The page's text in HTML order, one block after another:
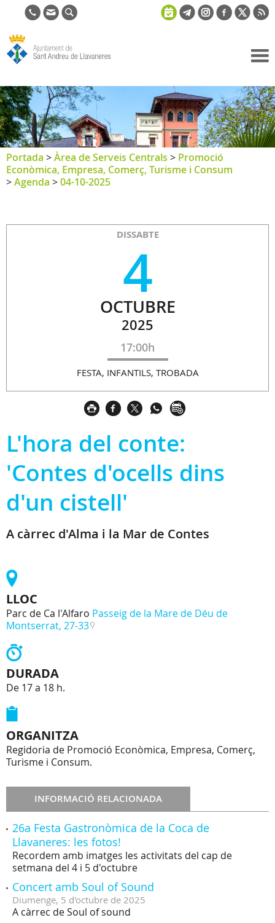
de Sant
Andreu de
Llavaneres
Portada >Àrea de Serveis Centrals > Promoció
Econòmica, Empresa, Comerç, Turisme i Consum
>Agenda >04-10-2025
DISSABTE
4
OCTUBRE
2025
17:00h
FESTA, INFANTILS, TROBADA
L'hora del conte:
'Contes d'ocells dins
d'un cistell'
A càrrec d'Alma i la Mar de Contes
LLOC
Parc de Ca l'Alfaro Passeig de la Mare de Déu de
Montserrat, 27-33
DURADA
De 17 a 18 h.
ORGANITZA
Regidoria de Promoció Econòmica, Empresa, Comerç,
Turisme i Consum.
INFORMACIÓ RELACIONADA
26a Festa Gastronòmica de la Coca de
Llavaneres: les fotos!
Recordem amb imatges les activitats del cap de
setmana del 4 i 5 d'octubre
Concert amb Soul of Sound
Diumenge, 5 d'octubre de 2025
A càrrec de Soul of sound